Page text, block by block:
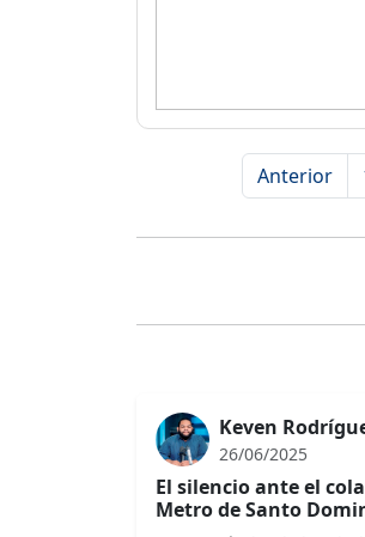
Anterior
Keven
26/06/2025
El silencio ante el
Metro de Santo